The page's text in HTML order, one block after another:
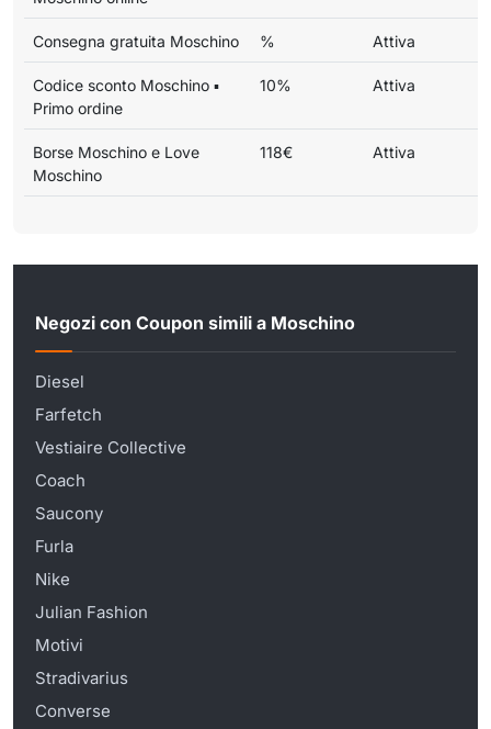
Consegna gratuita Moschino % Attiva
Codice sconto Moschino ▪
Primo ordine
10% Attiva
Borse Moschino e Love
Moschino
118€ Attiva
Negozi con Coupon simili a Moschino
Diesel
Farfetch
Vestiaire Collective
Coach
Saucony
Furla
Nike
Julian Fashion
Motivi
Stradivarius
Converse